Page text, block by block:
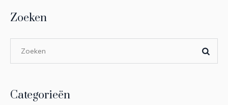
Zoeken
Categorieën